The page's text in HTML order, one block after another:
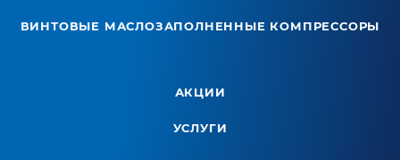
ВИНТОВЫЕ МАСЛОЗАПОЛНЕННЫЕ КОМПРЕССОРЫ
АКЦИИ
УСЛУГИ